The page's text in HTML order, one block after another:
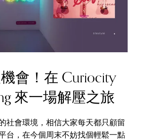
會！在 Curiocity
來一場解壓之旅
社會環境，相信大家每天都只顧留
台，在今個周末不妨找個輕鬆一點